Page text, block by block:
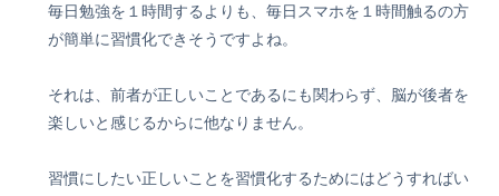
毎日勉強を１時間するよりも、毎日スマホを１時間触るの方
が簡単に習慣化できそうですよね。
それは、前者が正しいことであるにも関わらず、脳が後者を
楽しいと感じるからに他なりません。
習慣にしたい正しいことを習慣化するためにはどうすればい